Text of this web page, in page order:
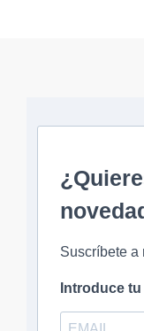
Suscríbete a
Introduce